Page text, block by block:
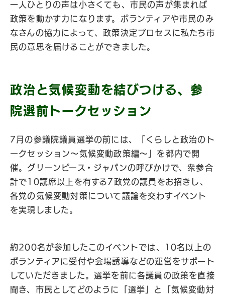
一人ひとりの声は小さくても、市民の声が集まれば
政策を動かす力になります。ボランティアや市民のみ
なさんの協力によって、政策決定プロセスに私たち市
民の意思を届けることができました。
政治と気候変動を結びつける、参
院選前トークセッション
7月の参議院議員選挙の前には、「くらしと政治のト
ークセッション～気候変動政策編〜」を都内で開
催。グリーンピース・ジャパンの呼びかけで、衆参合
計で10議席以上を有する7政党の議員をお招きし、
各党の気候変動対策について議論を交わすイベント
を実現しました。
約200名が参加したこのイベントでは、10名以上の
ボランティアに受付や会場誘導などの運営をサポート
していただきました。選挙を前に各議員の政策を直接
聞き、市民としてどのように「選挙」と「気候変動対